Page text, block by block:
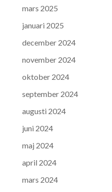
mars 2025
januari 2025
december 2024
november 2024
oktober 2024
september 2024
augusti 2024
juni 2024
maj 2024
april 2024
mars 2024